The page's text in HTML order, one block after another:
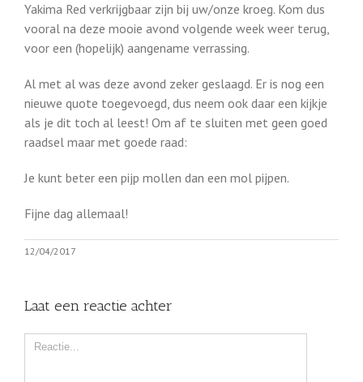
Yakima Red verkrijgbaar zijn bij uw/onze kroeg. Kom dus
vooral na deze mooie avond volgende week weer terug,
voor een (hopelijk) aangename verrassing.
Al met al was deze avond zeker geslaagd. Er is nog een
nieuwe quote toegevoegd, dus neem ook daar een kijkje
als je dit toch al leest! Om af te sluiten met geen goed
raadsel maar met goede raad:
Je kunt beter een pijp mollen dan een mol pijpen.
Fijne dag allemaal!
12/04/2017
Laat een reactie achter
Comment